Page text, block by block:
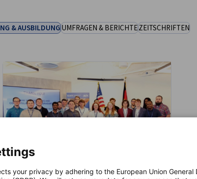
& AUSBILDUNGUMFRAGEN & BERICHTEZEITSCHRIFTEN
your privacy by adhering to the European Union General